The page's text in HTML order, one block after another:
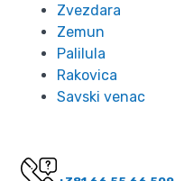
Zvezdara
Zemun
Palilula
Rakovica
Savski venac